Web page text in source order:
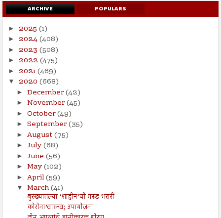
ARCHIVE POPULARS
► 2025 (1)
► 2024(408)
► 2023 (508)
► 2022 (475)
► 2021(469)
▼ 2020 (668)
► December(42)
► November(45)
► October(49)
► September(35)
► August(75)
► July(68)
► June (56)
► May(102)
► April(59)
▼ March(41)
बुरख्यातल्या ‘शाहीन’ची गरूड भरारी
कोरोना’वास्तव; उपायोजना